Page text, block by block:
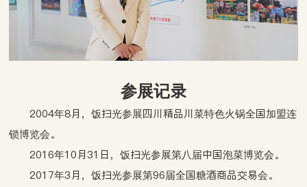
参展记录
2004年8月，饭扫光参展四川精品川菜特色火锅全国加盟连
锁博览会。
2016年10月31日，饭扫光参展第八届中国泡菜博览会。
2017年3月，饭扫光参展第96届全国糖酒商品交易会。